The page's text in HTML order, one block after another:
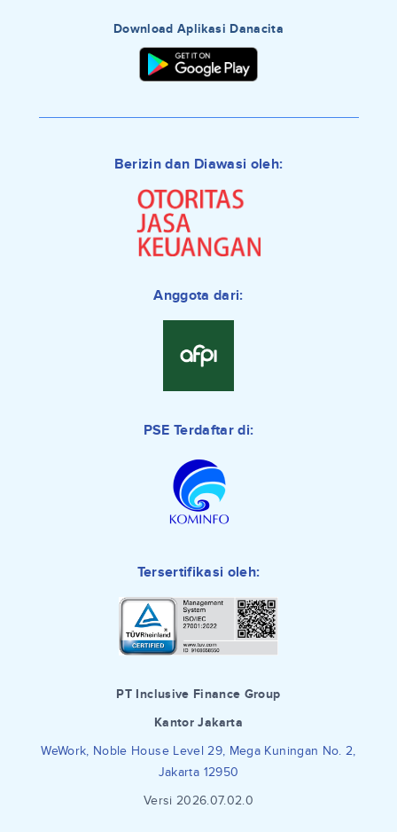
Download Aplikasi Danacita
Berizin dan Diawasi oleh:
Anggota dari:
PSE Terdaftar di:
Tersertifikasi oleh:
PT Inclusive Finance Group
Kantor Jakarta
WeWork, Noble House Level 29, Mega Kuningan No. 2,
Jakarta 12950
Versi 2026.07.02.0